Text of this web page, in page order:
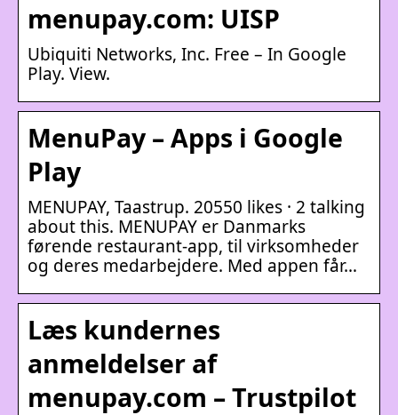
menupay.com: UISP
Ubiquiti Networks, Inc. Free – In Google
Play. View.
MenuPay – Apps i Google
Play
MENUPAY, Taastrup. 20550 likes · 2 talking
about this. MENUPAY er Danmarks
førende restaurant-app, til virksomheder
og deres medarbejdere. Med appen får…
Læs kundernes
anmeldelser af
menupay.com – Trustpilot